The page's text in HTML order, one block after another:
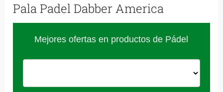
Pala Padel Dabber America
Mejores ofertas en productos de Pádel